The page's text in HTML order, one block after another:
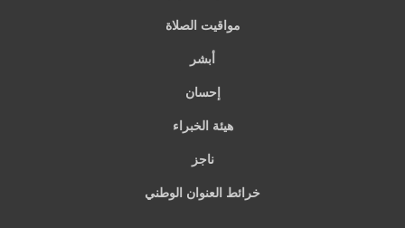
مواقيت الصلاة
أبشر
إحسان
هيئة الخبراء
ناجز
خرائط العنوان الوطني